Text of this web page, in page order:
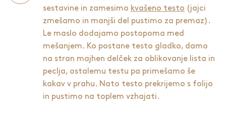
sestavine in zamesimo kvašeno testo (jajci
zmešamo in manjši del pustimo za premaz).
Le maslo dodajamo postopoma med
mešanjem. Ko postane testo gladko, damo
na stran majhen delček za oblikovanje lista in
peclja, ostalemu testu pa primešamo še
kakav v prahu. Nato testo prekrijemo s folijo
in pustimo na toplem vzhajati.